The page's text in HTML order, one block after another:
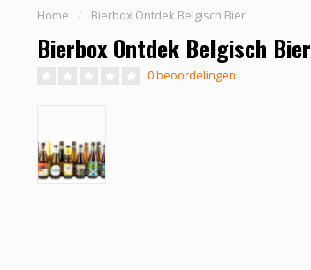
Home / Bierbox Ontdek Belgisch Bier
Bierbox Ontdek Belgisch Bier
0 beoordelingen